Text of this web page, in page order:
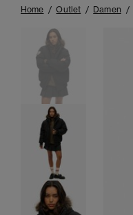
Home Outlet Damen